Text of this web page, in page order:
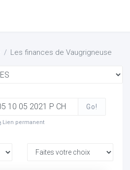
Les finances de Vaugrigneuse
Go!
Lien permanent